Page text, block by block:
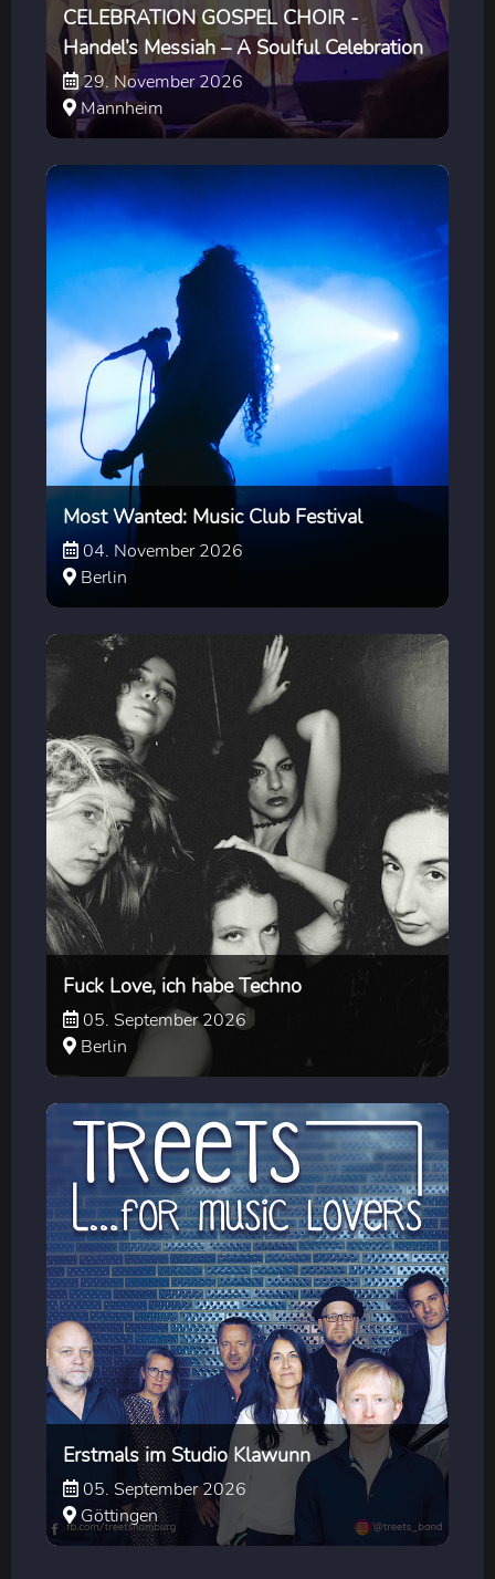
CELEBRATION GOSPEL CHOIR -
Handel’s Messiah – A Soulful Celebration
29. November 2026
Mannheim
Most Wanted: Music Club Festival
04. November 2026
Berlin
Fuck Love, ich habe Techno
05. September 2026
Berlin
Erstmals im Studio Klawunn
05. September 2026
Göttingen